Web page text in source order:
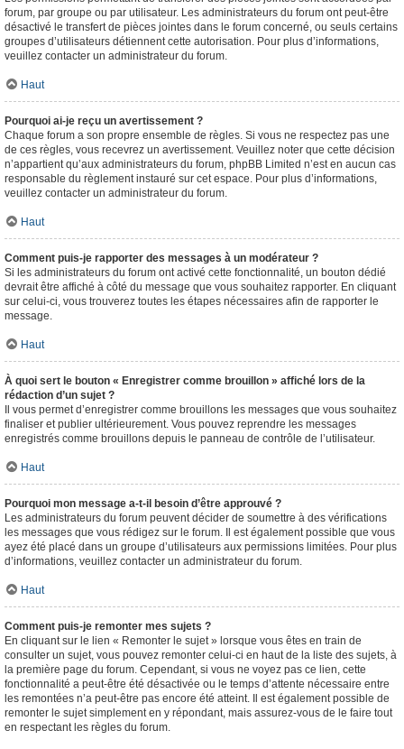
forum, par groupe ou par utilisateur. Les administrateurs du forum ont peut-être
désactivé le transfert de pièces jointes dans le forum concerné, ou seuls certains
groupes d’utilisateurs détiennent cette autorisation. Pour plus d’informations,
veuillez contacter un administrateur du forum.
Haut
Pourquoi ai-je reçu un avertissement ?
Chaque forum a son propre ensemble de règles. Si vous ne respectez pas une
de ces règles, vous recevrez un avertissement. Veuillez noter que cette décision
n’appartient qu’aux administrateurs du forum, phpBB Limited n’est en aucun cas
responsable du règlement instauré sur cet espace. Pour plus d’informations,
veuillez contacter un administrateur du forum.
Haut
Comment puis-je rapporter des messages à un modérateur ?
Si les administrateurs du forum ont activé cette fonctionnalité, un bouton dédié
devrait être affiché à côté du message que vous souhaitez rapporter. En cliquant
sur celui-ci, vous trouverez toutes les étapes nécessaires afin de rapporter le
message.
Haut
À quoi sert le bouton « Enregistrer comme brouillon » affiché lors de la
rédaction d’un sujet ?
Il vous permet d’enregistrer comme brouillons les messages que vous souhaitez
finaliser et publier ultérieurement. Vous pouvez reprendre les messages
enregistrés comme brouillons depuis le panneau de contrôle de l’utilisateur.
Haut
Pourquoi mon message a-t-il besoin d’être approuvé ?
Les administrateurs du forum peuvent décider de soumettre à des vérifications
les messages que vous rédigez sur le forum. Il est également possible que vous
ayez été placé dans un groupe d’utilisateurs aux permissions limitées. Pour plus
d’informations, veuillez contacter un administrateur du forum.
Haut
Comment puis-je remonter mes sujets ?
En cliquant sur le lien « Remonter le sujet » lorsque vous êtes en train de
consulter un sujet, vous pouvez remonter celui-ci en haut de la liste des sujets, à
la première page du forum. Cependant, si vous ne voyez pas ce lien, cette
fonctionnalité a peut-être été désactivée ou le temps d’attente nécessaire entre
les remontées n’a peut-être pas encore été atteint. Il est également possible de
remonter le sujet simplement en y répondant, mais assurez-vous de le faire tout
en respectant les règles du forum.